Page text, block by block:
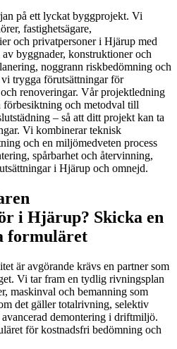
på ett lyckat byggprojekt. Vi
fastighetsägare,
och privatpersoner i Hjärup med
byggnader, konstruktioner och
noggrann riskbedömning och
trygga förutsättningar för
renoveringar. Vår projektledning
och metodval till
– så att ditt projekt kan ta
Vi kombinerar teknisk
och en miljömedveten process
spårbarhet och återvinning,
i Hjärup och omnejd.
i Hjärup? Skicka en
formuläret
är avgörande krävs en partner som
Vi tar fram en tydlig rivningsplan
maskinval och bemanning som
det gäller totalrivning, selektiv
demontering i driftmiljö.
för kostnadsfri bedömning och